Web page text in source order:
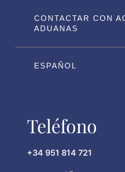
CONTACTAR CON
ADUANAS
ESPAÑOL
Teléfono
+34 951 814 721